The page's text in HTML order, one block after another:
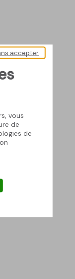
vous
de
de
accepter